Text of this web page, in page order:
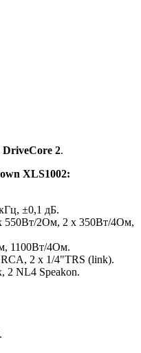
2.
XLS1002:
±0,1 дБ.
550Вт/2Ом, 2 х 350Вт/4Ом,
1100Вт/4Ом.
2 x 1/4"TRS (link).
2 NL4 Speakon.